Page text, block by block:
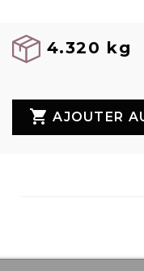
4.320 kg
 AJOUTER